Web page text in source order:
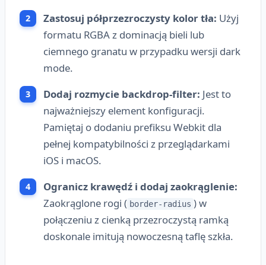
Zastosuj półprzezroczysty kolor tła: Użyj
formatu RGBA z dominacją bieli lub
ciemnego granatu w przypadku wersji dark
mode.
Dodaj rozmycie backdrop-filter: Jest to
najważniejszy element konfiguracji.
Pamiętaj o dodaniu prefiksu Webkit dla
pełnej kompatybilności z przeglądarkami
iOS i macOS.
Ogranicz krawędź i dodaj zaokrąglenie:
Zaokrąglone rogi ( border-radius ) w
połączeniu z cienką przezroczystą ramką
doskonale imitują nowoczesną taflę szkła.